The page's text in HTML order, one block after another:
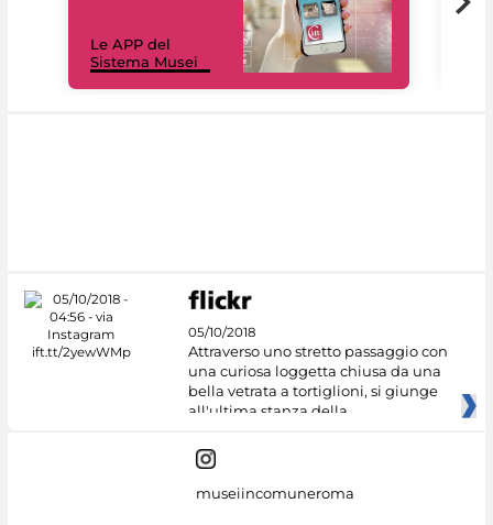
Le APP del
Sistema Musei
05/10/2018
Attraverso uno stretto passaggio con
una curiosa loggetta chiusa da una
bella vetrata a tortiglioni, si giunge
all'ultima stanza della
museiincomuneroma